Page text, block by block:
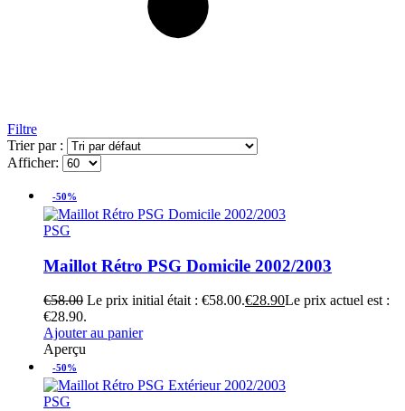
Filtre
Trier par :
Afficher:
-50%
PSG
Maillot Rétro PSG Domicile 2002/2003
€58.00 Le prix initial était : €58.00.€28.90Le prix actuel est :
€28.90.
Ajouter au panier
Aperçu
-50%
PSG